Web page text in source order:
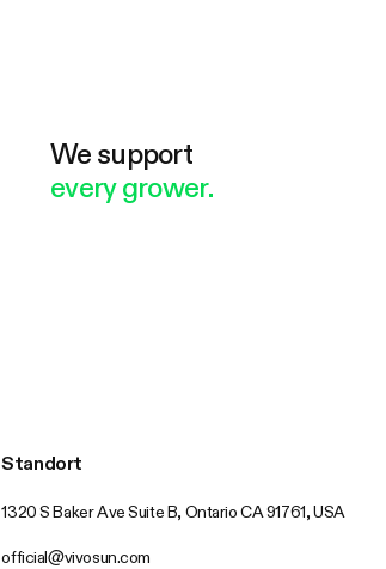
We support
every grower.
Standort
1320 S Baker Ave Suite B, Ontario CA 91761, USA
official@vivosun.com